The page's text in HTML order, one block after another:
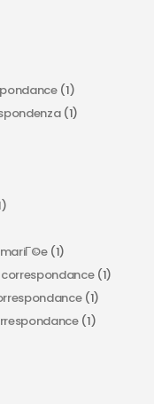
(1)
(1)
(1)
(1)
(1)
(1)